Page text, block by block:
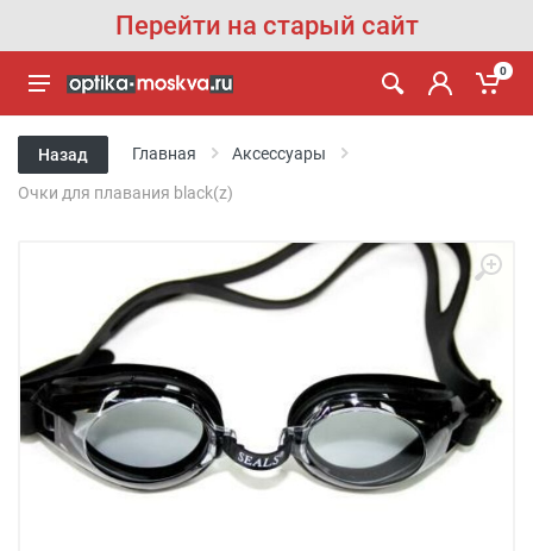
Перейти на старый сайт
0
Назад Главная Аксессуары
Очки для плавания black(z)